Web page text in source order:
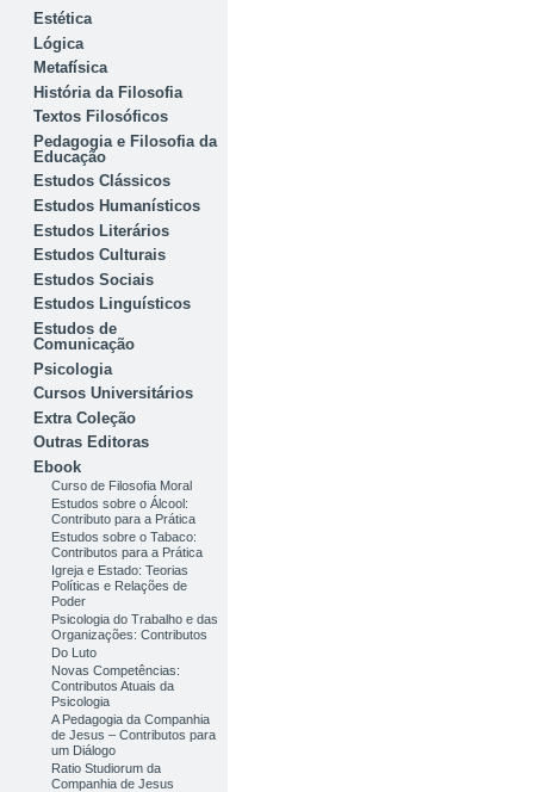
Estética
Lógica
Metafísica
História da Filosofia
Textos Filosóficos
Pedagogia e Filosofia da
Educação
Estudos Clássicos
Estudos Humanísticos
Estudos Literários
Estudos Culturais
Estudos Sociais
Estudos Linguísticos
Estudos de
Comunicação
Psicologia
Cursos Universitários
Extra Coleção
Outras Editoras
Ebook
Curso de Filosofia Moral
Estudos sobre o Álcool:
Contributo para a Prática
Estudos sobre o Tabaco:
Contributos para a Prática
Igreja e Estado: Teorias
Políticas e Relações de
Poder
Psicologia do Trabalho e das
Organizações: Contributos
Do Luto
Novas Competências:
Contributos Atuais da
Psicologia
A Pedagogia da Companhia
de Jesus – Contributos para
um Diálogo
Ratio Studiorum da
Companhia de Jesus